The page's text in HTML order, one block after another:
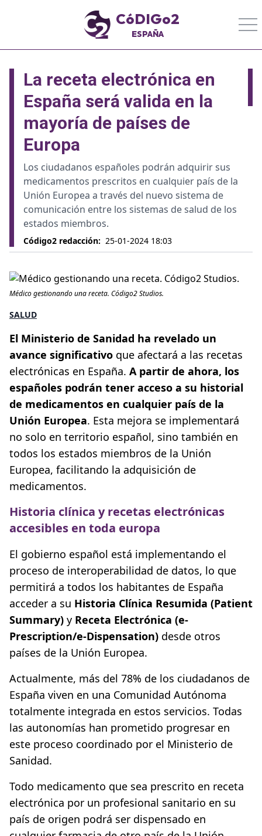
CóDIGo2
ESPAÑA
La receta electrónica en
España será valida en la
mayoría de países de
Europa
Los ciudadanos españoles podrán adquirir sus
medicamentos prescritos en cualquier país de la
Unión Europea a través del nuevo sistema de
comunicación entre los sistemas de salud de los
estados miembros.
Código2 redacción: 25-01-2024 18:03
Médico gestionando una receta. Código2 Studios.
SALUD
El Ministerio de Sanidad ha revelado un
avance significativo que afectará a las recetas
electrónicas en España. A partir de ahora, los
españoles podrán tener acceso a su historial
de medicamentos en cualquier país de la
Unión Europea. Esta mejora se implementará
no solo en territorio español, sino también en
todos los estados miembros de la Unión
Europea, facilitando la adquisición de
medicamentos.
Historia clínica y recetas electrónicas
accesibles en toda europa
El gobierno español está implementando el
proceso de interoperabilidad de datos, lo que
permitirá a todos los habitantes de España
acceder a su Historia Clínica Resumida (Patient
Summary) y Receta Electrónica (e-
Prescription/e-Dispensation) desde otros
países de la Unión Europea.
Actualmente, más del 78% de los ciudadanos de
España viven en una Comunidad Autónoma
totalmente integrada en estos servicios. Todas
las autonomías han prometido progresar en
este proceso coordinado por el Ministerio de
Sanidad.
Todo medicamento que sea prescrito en receta
electrónica por un profesional sanitario en su
país de origen podrá ser dispensado en